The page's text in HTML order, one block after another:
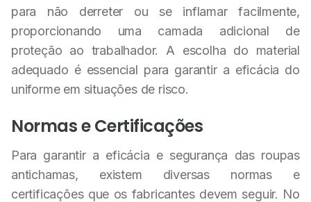
para não derreter ou se inflamar facilmente,
proporcionando uma camada adicional de
proteção ao trabalhador. A escolha do material
adequado é essencial para garantir a eficácia do
uniforme em situações de risco.
Normas e Certificações
Para garantir a eficácia e segurança das roupas
antichamas, existem diversas normas e
certificações que os fabricantes devem seguir. No